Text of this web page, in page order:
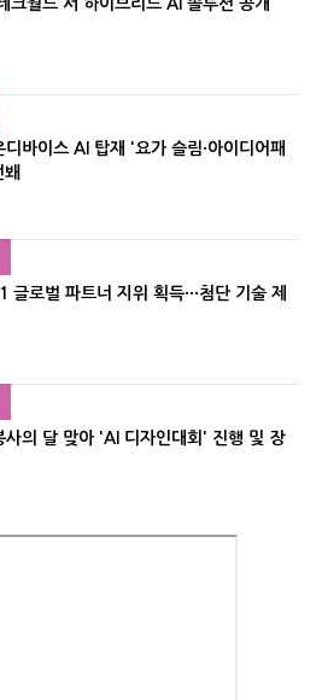
디바이스 AI 탑재 '요가 슬림·아이디어패
글로벌 파트너 지위 획득···첨단 기술 제
사의 달 맞아 'AI 디자인대회' 진행 및 장